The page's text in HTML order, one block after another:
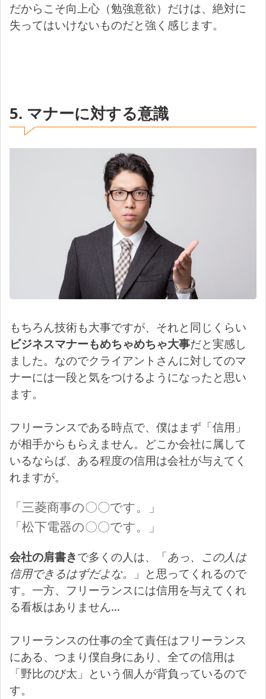
だからこそ向上心（勉強意欲）だけは、絶対に
失ってはいけないものだと強く感じます。
5. マナーに対する意識
もちろん技術も大事ですが、それと同じくらい
ビジネスマナーもめちゃめちゃ大事だと実感し
ました。なのでクライアントさんに対してのマ
ナーには一段と気をつけるようになったと思い
ます。
フリーランスである時点で、僕はまず「信用」
が相手からもらえません。どこか会社に属して
いるならば、ある程度の信用は会社が与えてく
れますが。
「三菱商事の〇〇です。」
「松下電器の〇〇です。」
会社の肩書きで多くの人は、「あっ、この人は
信用できるはずだよな。
」と思ってくれるので
す。一方、フリーランスには信用を与えてくれ
る看板はありません…
フリーランスの仕事の全て責任はフリーランス
にある、つまり僕自身にあり、全ての信用は
「野比のび太」という個人が背負っているので
す。